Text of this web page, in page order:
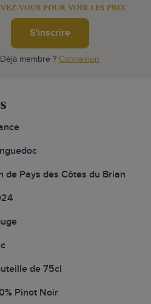
VOUS POUR VOIR LES PRIX
S'inscrire
Déjà membre ? Connexion
de Pays des Côtes du Brian
de 75cl
Pinot Noir